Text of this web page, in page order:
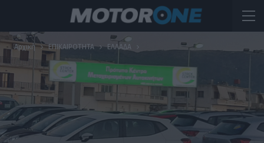
Αρχική ΕΠΙΚΑΙΡΟΤΗΤΑ ΕΛΛΑΔΑ